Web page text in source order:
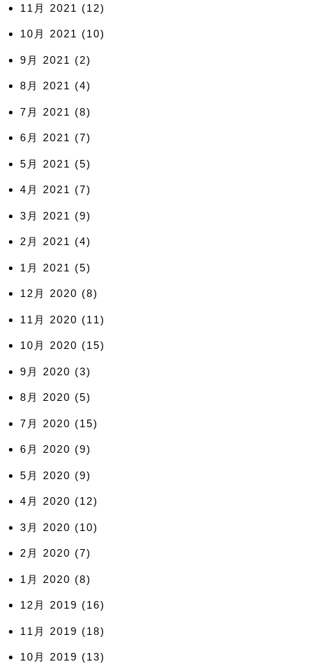
11月 2021 (12)
10月 2021 (10)
9月 2021 (2)
8月 2021 (4)
7月 2021 (8)
6月 2021 (7)
5月 2021 (5)
4月 2021 (7)
3月 2021 (9)
2月 2021 (4)
1月 2021 (5)
12月 2020 (8)
11月 2020 (11)
10月 2020 (15)
9月 2020 (3)
8月 2020 (5)
7月 2020 (15)
6月 2020 (9)
5月 2020 (9)
4月 2020 (12)
3月 2020 (10)
2月 2020 (7)
1月 2020 (8)
12月 2019 (16)
11月 2019 (18)
10月 2019 (13)